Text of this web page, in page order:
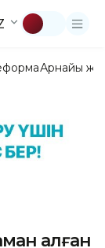
Арнайы
қалған